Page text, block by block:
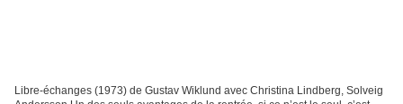
Libre-échanges (1973) de Gustav Wiklund avec Christina Lindberg, Solveig